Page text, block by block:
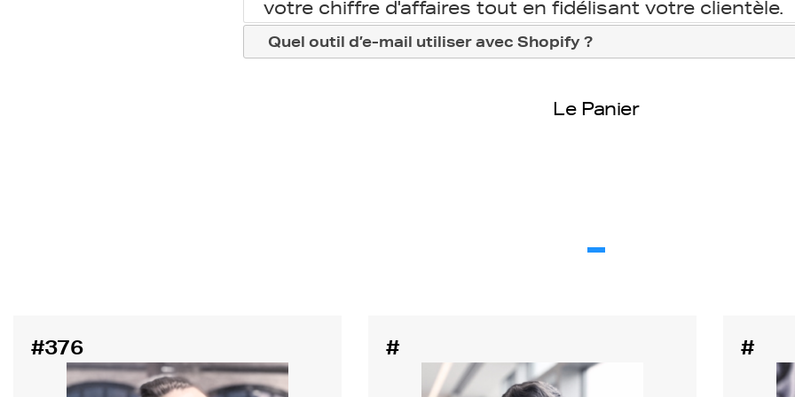
votre chiffre d'affaires tout en fidélisant votre clientèle.
Quel outil d’e-mail utiliser avec Shopify ?
Le Panier
#376 # #